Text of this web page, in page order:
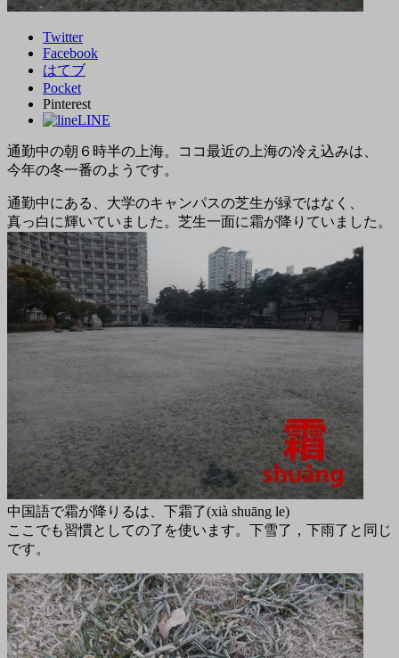
Twitter
Facebook
はてブ
Pocket
Pinterest
LINE
通勤中の朝６時半の上海。ココ最近の上海の冷え込みは、
今年の冬一番のようです。
通勤中にある、大学のキャンパスの芝生が緑ではなく、
真っ白に輝いていました。芝生一面に霜が降りていました。
中国語で霜が降りるは、下霜了(xià shuāng le)
ここでも習慣としての了を使います。下雪了，下雨了と同じ
です。